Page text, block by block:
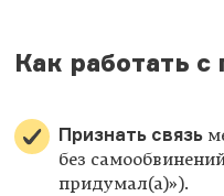
Как работать
Признать связь
без
придумал(а)»).